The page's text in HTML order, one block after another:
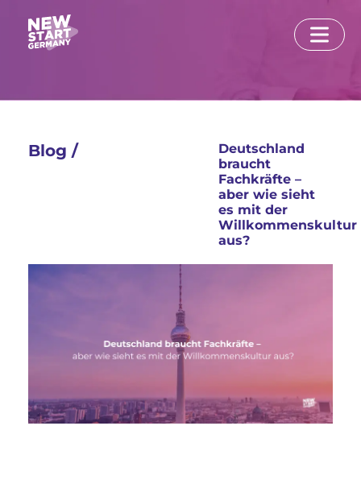
Blog /
Deutschland
braucht
Fachkräfte –
aber wie sieht
es mit der
Willkommenskultur
aus?